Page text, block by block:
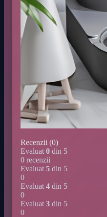
Recenzii (0)
Evaluat 0 din 5
0 recenzii
Evaluat 5 din 5
0
Evaluat 4 din 5
0
Evaluat 3 din 5
0